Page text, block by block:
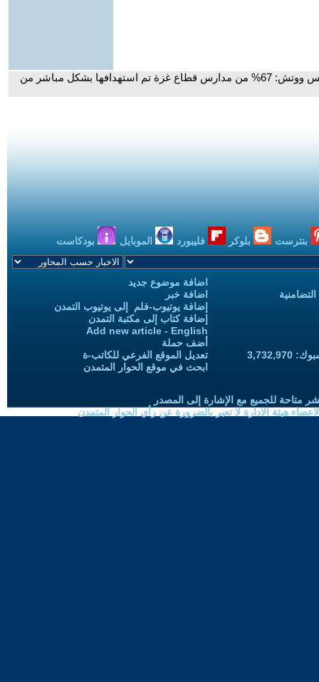
- مدير الأزمات بمنظمة هيومن رايتس ووتش: 67% من مدارس قطاع غزة تم استهدافها بشكل مباشر من
بنترست بلوكر فليبورد الموبايل بودكاست
اضافة موضوع جديد
اضافة خبر
إضافة يوتيوب-فلم إلى يوتيوب التمدن
إضافة كتاب إلى مكتبة التمدن
Add new article - English
أضف حملة
تعديل الموقع الفرعي للكاتب-ة
ابحث في موقع الحوار المتمدن
متاحة للجميع مع الإشارة إلى المصدر
هيئة الادارة لا تعبر بالضرورة عن رأي الحوار المتمدن